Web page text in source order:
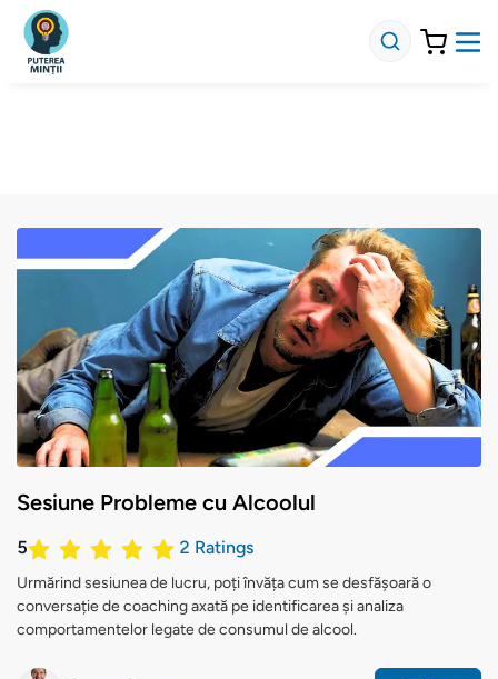
Sesiune Probleme cu Alcoolul
5 2 Ratings
Urmărind sesiunea de lucru, poți învăța cum se desfășoară o
conversație de coaching axată pe identificarea și analiza
comportamentelor legate de consumul de alcool.